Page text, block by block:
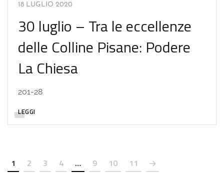
18 LUGLIO 2020
30 luglio – Tra le eccellenze
delle Colline Pisane: Podere
La Chiesa
201-28
LEGGI
1 2 3 4 … 9 10 11